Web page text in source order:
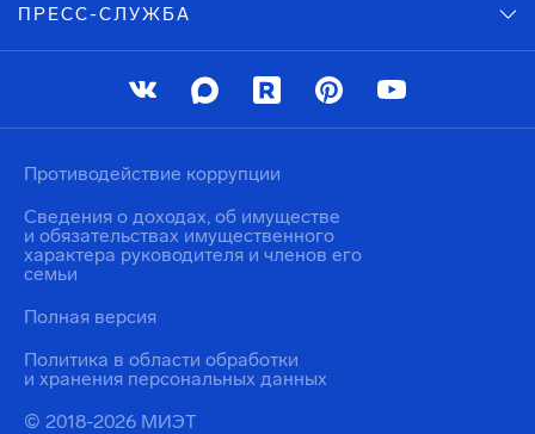
ПРЕСС-СЛУЖБА
© 2018-2026 МИЭТ
Политика в области обработки
и хранения персональных данных
Противодействие коррупции
Сведения о доходах, об имуществе
и обязательствах имущественного
характера руководителя и членов его
семьи
Полная версия